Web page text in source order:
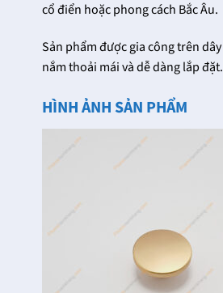
cổ điển hoặc phong cách Bắc Âu.
Sản phẩm được gia công trên
nắm thoải mái và dễ dàng lắp đặt.
HÌNH ẢNH SẢN PHẨM
Cho Ngôi Nhà Của
Các